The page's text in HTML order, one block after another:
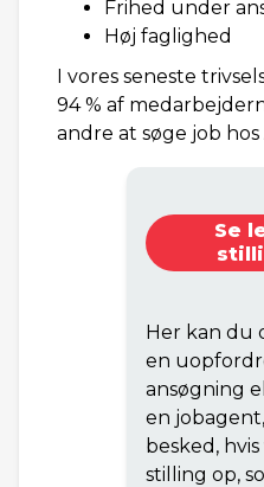
Frihed under
Høj faglighed
I vores seneste
94 % af
andre at søge job
Se
Her kan du
en
ansøgning
en
besked, hvis
stilling op,